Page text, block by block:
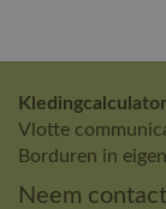
Vlotte
Borduren in
Neem